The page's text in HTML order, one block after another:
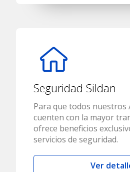
Seguridad Sildan
Para que todos nuestros
cuenten con la mayor
ofrece beneficios
servicios de seguridad.
Ver